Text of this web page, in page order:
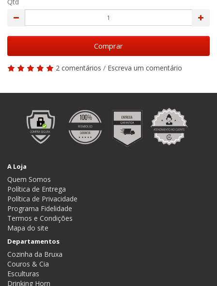
Comprar
2 comentários / Escreva um comentário
A Loja
Quem Somos
Política de Entrega
Política de Privacidade
Programa Fidelidade
Termos e Condições
Mapa do site
Departamentos
Cozinha da Bruxa
Couros & Cia
Esculturas
Drinking Horn